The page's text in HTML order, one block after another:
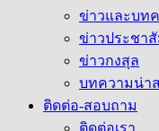
ข่าวและบท
ข่าวประชา
ข่าวกงสุล
บทความน่า
ติดต่อ-สอบถาม
ติดต่อเรา